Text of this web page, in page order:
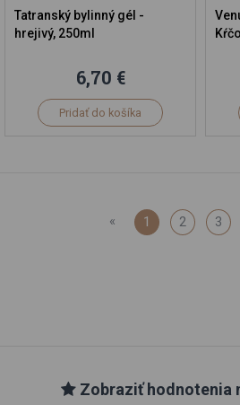
Tatranský bylinný gél -
hrejivý, 250ml
6,70 €
Pridať do košíka
« 1 2 3
Zobraziť hodnotenia